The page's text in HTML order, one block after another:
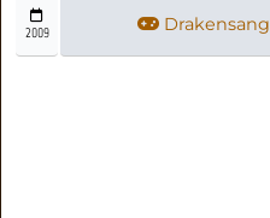
2009 Drakensang